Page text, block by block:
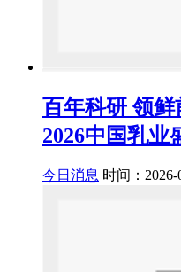
百年科研 领
2026中国乳业
今日消息 时间：2026-